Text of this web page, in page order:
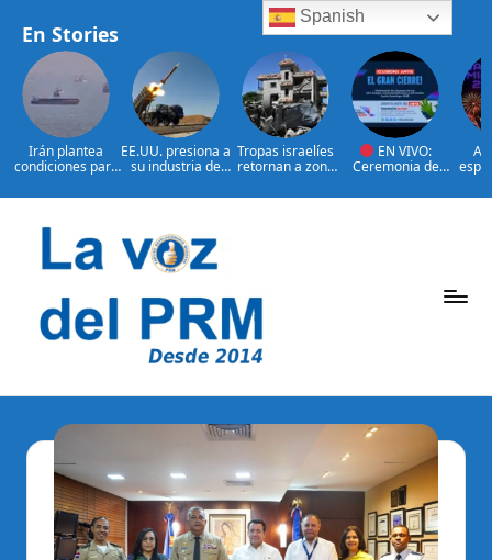
En Stories
Irán plantea
condiciones para
estrecho de
EE.UU. presiona a
su industria de
armamento
Tropas israelíes
retornan a zona
Líbano
EN VIVO:
Ceremonia de
XXV Juegos
contenido
ri
o
di
Del
PRM
Spanish